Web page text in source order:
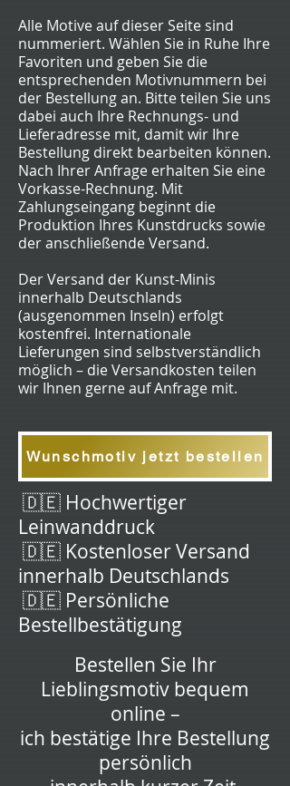
Alle Motive auf dieser Seite sind
nummeriert. Wählen Sie in Ruhe Ihre
Favoriten und geben Sie die
entsprechenden Motivnummern bei
der Bestellung an. Bitte teilen Sie uns
dabei auch Ihre Rechnungs- und
Lieferadresse mit, damit wir Ihre
Bestellung direkt bearbeiten können.
Nach Ihrer Anfrage erhalten Sie eine
Vorkasse-Rechnung. Mit
Zahlungseingang beginnt die
Produktion Ihres Kunstdrucks sowie
der anschließende Versand.
Der Versand der Kunst-Minis
innerhalb Deutschlands
(ausgenommen Inseln) erfolgt
kostenfrei. Internationale
Lieferungen sind selbstverständlich
möglich – die Versandkosten teilen
wir Ihnen gerne auf Anfrage mit.
Wunschmotiv jetzt bestellen
🇩🇪 Hochwertiger
Leinwanddruck
🇩🇪 Kostenloser Versand
innerhalb Deutschlands
🇩🇪 Persönliche
Bestellbestätigung
Bestellen Sie Ihr
Lieblingsmotiv bequem
online –
ich bestätige Ihre Bestellung
persönlich